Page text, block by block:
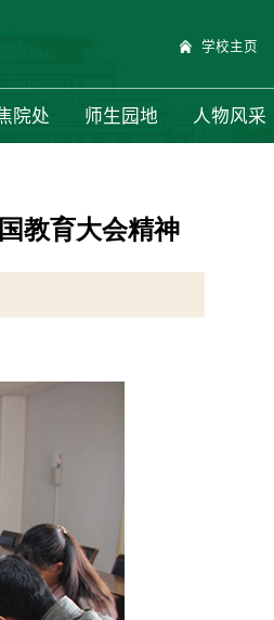
学校主页
院处 师生园地 人物风采
教育大会精神